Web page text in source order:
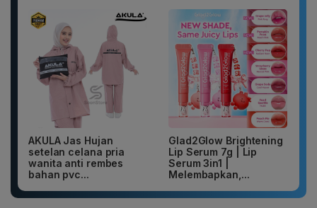
AKULA Jas Hujan
setelan celana pria
wanita anti rembes
bahan pvc...
Glad2Glow Brightening
Lip Serum 7g | Lip
Serum 3in1 |
Melembapkan,...